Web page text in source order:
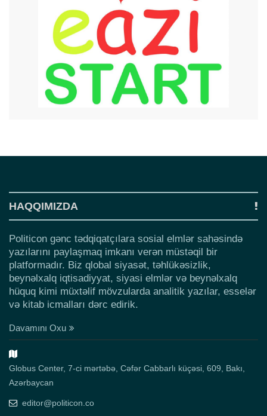
HAQQIMIZDA
Politicon gənc tədqiqatçılara sosial elmlər sahəsində
yazılarını paylaşmaq imkanı verən müstəqil bir
platformadır. Biz qlobal siyasət, təhlükəsizlik,
beynəlxalq iqtisadiyyat, siyasi elmlər və beynəlxalq
hüquq kimi müxtəlif mövzularda analitik yazılar, esselər
və kitab icmalları dərc edirik.
Davamını Oxu
Globus Center, 7-ci mərtəbə, Cəfər Cabbarlı küçəsi, 609, Bakı,
Azərbaycan
editor@politicon.co